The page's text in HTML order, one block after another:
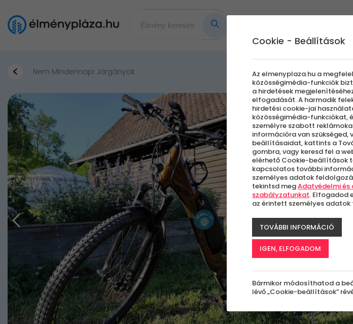
Nem Mindennapi Járgányok
Cookie - Beállítások
Az elmenyplaza.hu a
közösségimédia-funkciók
a hirdetések
elfogadását. A harmadik
hirdetési cookie-jai
közösségimédia-funkciókat,
személyre szabott
információra van szükséged,
beállításaidat, kattints a
gombra, vagy keresd fel a
elérhető Cookie-beállítások
kapcsolatos további
személyes adatok
tekintsd megAdatvédelmi
szabályzatunkat. Elfogadod
az érintett személyes
TOVÁBBI INFORMÁCIÓ
IGEN, ELFOGADOM
Bármikor módosíthatod a
lévő „Cookie-beállítások”